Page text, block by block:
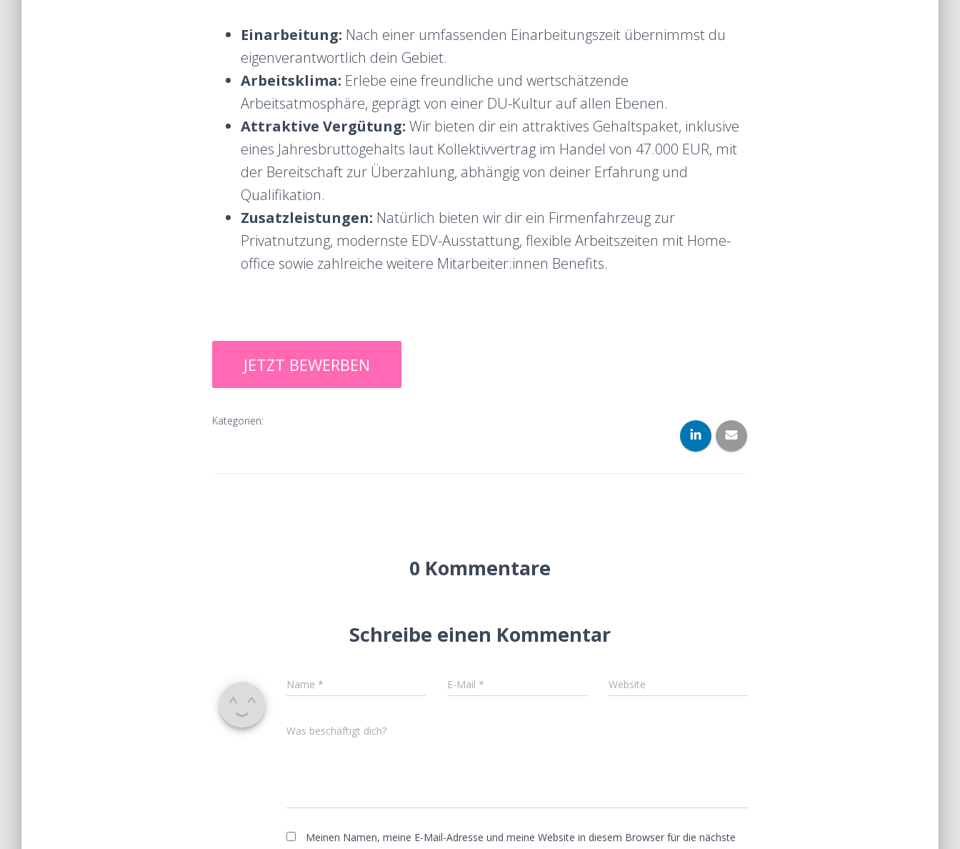
Einarbeitung: Nach einer umfassenden Einarbeitungszeit übernimmst du
eigenverantwortlich dein Gebiet.
Arbeitsklima: Erlebe eine freundliche und wertschätzende
Arbeitsatmosphäre, geprägt von einer DU-Kultur auf allen Ebenen.
Attraktive Vergütung: Wir bieten dir ein attraktives Gehaltspaket, inklusive
eines Jahresbruttogehalts laut Kollektivvertrag im Handel von 47.000 EUR, mit
der Bereitschaft zur Überzahlung, abhängig von deiner Erfahrung und
Qualifikation.
Zusatzleistungen: Natürlich bieten wir dir ein Firmenfahrzeug zur
Privatnutzung, modernste EDV-Ausstattung, flexible Arbeitszeiten mit Home-
office sowie zahlreiche weitere Mitarbeiter:innen Benefits.
Kategorien:
0 Kommentare
Schreibe einen Kommentar
Name * E-Mail * Website
Was beschäftigt dich?
Meinen Namen, meine E-Mail-Adresse und meine Website in diesem Browser für die nächste